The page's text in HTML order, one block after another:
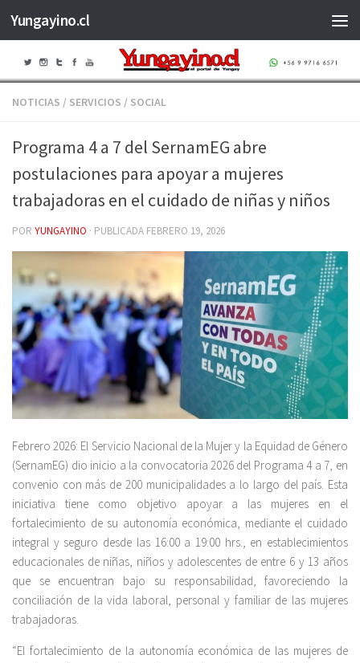
Saltar al contenido
Yungayino.cl
NOTICIAS / SERVICIOS / SOCIAL
Programa 4 a 7 del SernamEG abre
postulaciones para apoyar a mujeres
trabajadoras en el cuidado de niñas y niños
POR YUNGAYINO · PUBLICADA FEBRERO 19, 2026
Febrero 2026: El Servicio Nacional de la Mujer y la Equidad de Género
(SernamEG) dio inicio a la convocatoria 2026 del Programa 4 a 7, en
convenio con más de 200 municipalidades a lo largo del país. Esta
iniciativa tiene como objetivo apoyar a las mujeres en el
fortalecimiento de su autonomía económica, mediante el cuidado
integral y seguro desde las 16:00 a 19:00 hrs., en establecimientos
educacionales de niñas, niños y adolescentes de entre 6 y 13 años
que se encuentran bajo su responsabilidad, favoreciendo la
conciliación de la vida laboral, personal y familiar de las mujeres
trabajadoras.
“El fortalecimiento de la autonomía económica de las mujeres de